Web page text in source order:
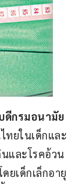
กรมอนามัย
ทยในเด็กและ
และโรคอ้วน
ยเด็กเล็กอายุ